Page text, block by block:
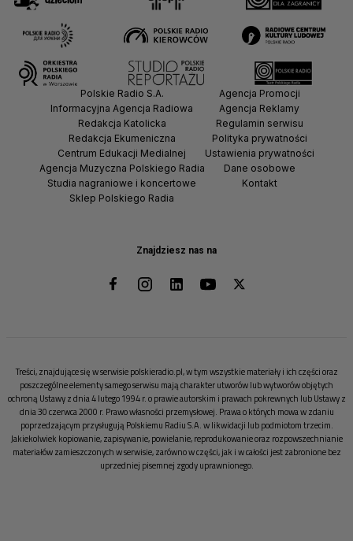
Znajdziesz nas na
Polskie Radio S.A.
Informacyjna Agencja Radiowa
Redakcja Katolicka
Redakcja Ekumeniczna
Centrum Edukacji Medialnej
Agencja Muzyczna Polskiego Radia
Studia nagraniowe i koncertowe
Sklep Polskiego Radia
Agencja Promocji
Agencja Reklamy
Regulamin serwisu
Polityka prywatności
Ustawienia prywatności
Dane osobowe
Kontakt
Treści, znajdujące się w serwisie polskieradio.pl, w tym wszystkie materiały i ich części oraz
poszczególne elementy samego serwisu mają charakter utworów lub wytworów objętych
ochroną Ustawy z dnia 4 lutego 1994 r. o prawie autorskim i prawach pokrewnych lub Ustawy z
dnia 30 czerwca 2000 r. Prawo własności przemysłowej. Prawa o których mowa w zdaniu
poprzedzającym przysługują Polskiemu Radiu S.A. w likwidacji lub podmiotom trzecim.
Jakiekolwiek kopiowanie, zapisywanie, powielanie, reprodukowanie oraz rozpowszechnianie
materiałów zamieszczonych w serwisie, zarówno w części, jak i w całości jest zabronione bez
uprzedniej pisemnej zgody uprawnionego.